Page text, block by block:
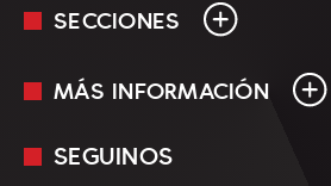
SECCIONES
En Vivo
MÁS INFORMACIÓN
Mediakit
SEGUINOS